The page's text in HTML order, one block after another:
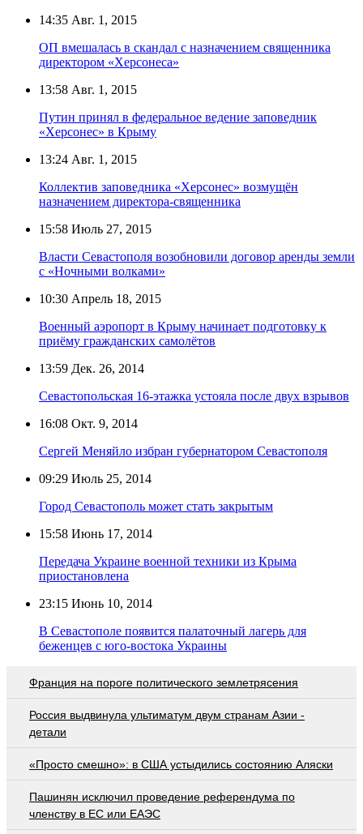
14:35 Авг. 1, 2015
ОП вмешалась в скандал с назначением священника
директором «Херсонеса»
13:58 Авг. 1, 2015
Путин принял в федеральное ведение заповедник
«Херсонес» в Крыму
13:24 Авг. 1, 2015
Коллектив заповедника «Херсонес» возмущён
назначением директора-священника
15:58 Июль 27, 2015
Власти Севастополя возобновили договор аренды земли
с «Ночными волками»
10:30 Апрель 18, 2015
Военный аэропорт в Крыму начинает подготовку к
приёму гражданских самолётов
13:59 Дек. 26, 2014
Севастопольская 16-этажка устояла после двух взрывов
16:08 Окт. 9, 2014
Сергей Меняйло избран губернатором Севастополя
09:29 Июль 25, 2014
Город Севастополь может стать закрытым
15:58 Июнь 17, 2014
Передача Украине военной техники из Крыма
приостановлена
23:15 Июнь 10, 2014
В Севастополе появится палаточный лагерь для
беженцев с юго-востока Украины
Франция на пороге политического землетрясения
Россия выдвинула ультиматум двум странам Азии -
детали
«Просто смешно»: в США устыдились состоянию Аляски
Пашинян исключил проведение референдума по
членству в ЕС или ЕАЭС